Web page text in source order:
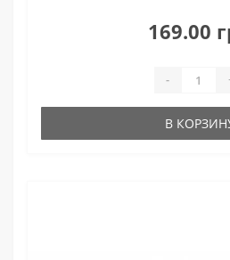
169.00
-
В